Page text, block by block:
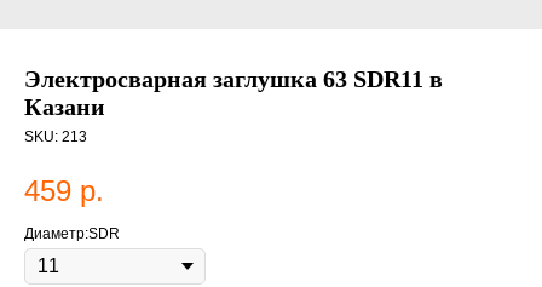
Электросварная заглушка 63 SDR11 в
Казани
SKU: 213
459 р.
Диаметр:SDR